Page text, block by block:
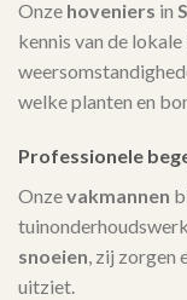
Onze hoveniers in
kennis van de
welke planten en
Professionele
Onzevakmannen
snoeien, zij zorgen
uitziet.